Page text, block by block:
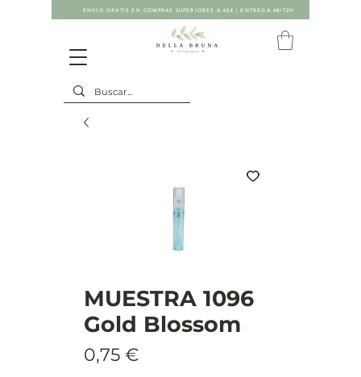
ENVÍO GRATIS EN COMPRAS SUPERIORES A 60€ | ENTREGA 48/72H
MUESTRA 1096
Gold Blossom
0,75 €